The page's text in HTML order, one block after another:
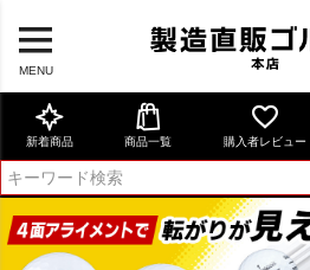
MENU
新着商品 商品一覧 購入者レビュー